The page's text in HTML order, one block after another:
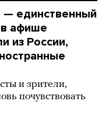
— единственный
в афише
из России,
и зрители,
почувствовать